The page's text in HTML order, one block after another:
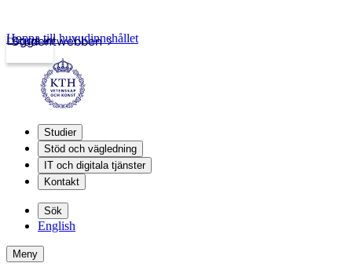
Studentwebben
Logga in
Hoppa till huvudinnehållet
Studier
Stöd och vägledning
IT och digitala tjänster
Kontakt
Sök
English
Meny